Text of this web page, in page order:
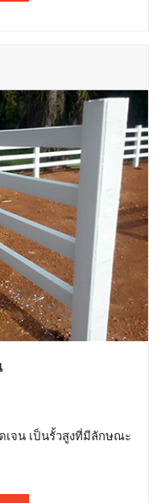
เจน เป็นรั้วสูงที่มีลักษณะ